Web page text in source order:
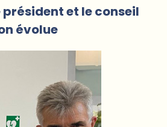
président et le conseil
évolue